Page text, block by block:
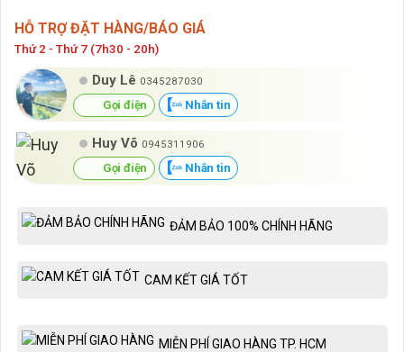
HỖ TRỢ ĐẶT HÀNG/BÁO GIÁ
Thứ 2 - Thứ 7 (7h30 - 20h)
Duy Lê 0345287030
Gọi điện Nhắn tin
Huy Võ 0945311906
Gọi điện Nhắn tin
ĐẢM BẢO 100% CHÍNH HÃNG
CAM KẾT GIÁ TỐT
MIỄN PHÍ GIAO HÀNG TP. HCM